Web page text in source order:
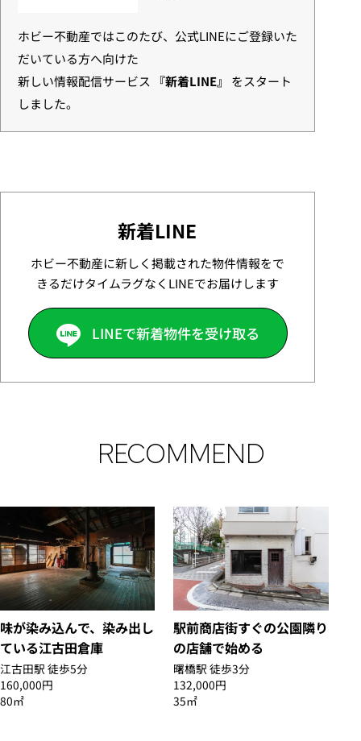
ホビー不動産ではこのたび、公式LINEにご登録いた
だいている方へ向けた
新しい情報配信サービス 『新着LINE』
をスタート
しました。
新着LINE
ホビー不動産に新しく掲載された物件情報をで
きるだけタイムラグなくLINEでお届けします
LINEで新着物件を受け取る
RECOMMEND
味が染み込んで、染み出し
ている江古田倉庫
江古田駅 徒歩5分
160,000円
80㎡
駅前商店街すぐの公園隣り
の店舗で始める
曙橋駅 徒歩3分
132,000円
35㎡